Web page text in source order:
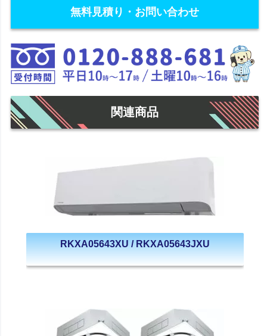
無料見積り・お問い合わせ
関連商品
RKXA05643XU / RKXA05643JXU